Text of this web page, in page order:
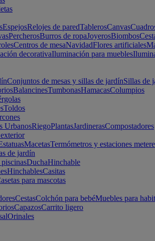
EspejosRelojes de paredTablerosCanvas
PercherosBurros de ropaJoyerosBiombos
Centros de mesaNavidadFlores artificiales
decorativaIluminación para muebles
Conjuntos de mesas y sillas de jardínSillas de
BalancinesTumbonasHamacasColumpios
Toldos
UrbanosRiegoPlantasJardinerasCompostadores
MacetasTermómetros y estaciones
de jardín
DuchaHinchable
HinchablesCasitas
para mascotas
CestasColchón para bebéMuebles para
CapazosCarrito ligero
Orinales